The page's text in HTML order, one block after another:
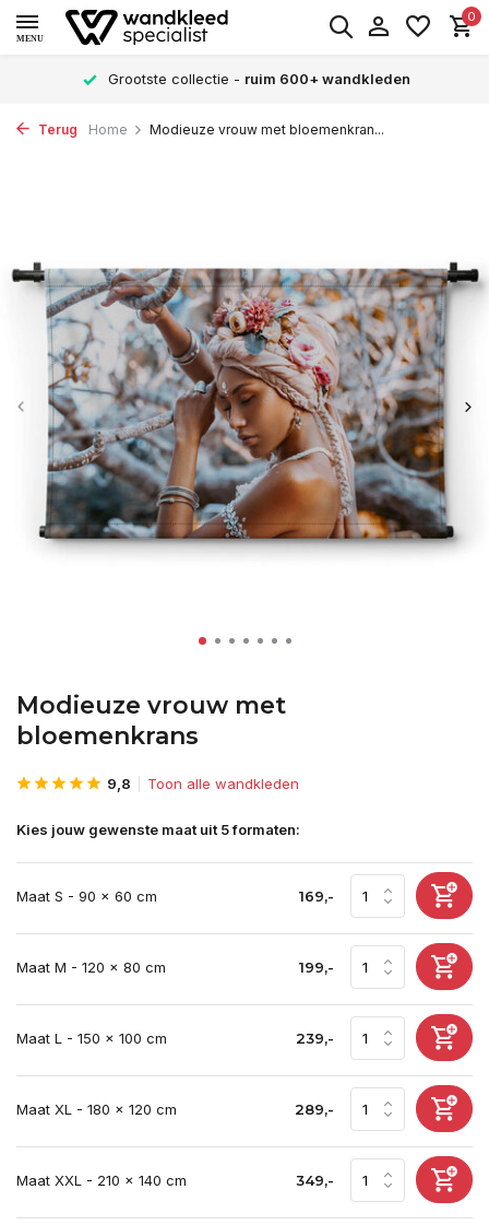
MENU
0
Grootste collectie - ruim 600+ wandkleden
Terug Home Modieuze vrouw met bloemenkran...
Modieuze vrouw met
bloemenkrans
9,8 Toon alle wandkleden
Kies jouw gewenste maat uit 5 formaten:
Maat S - 90 x 60 cm 169,-
Maat M - 120 x 80 cm 199,-
Maat L - 150 x 100 cm 239,-
Maat XL - 180 x 120 cm 289,-
Maat XXL - 210 x 140 cm 349,-